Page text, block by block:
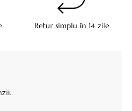
Retur simplu în 14 zile